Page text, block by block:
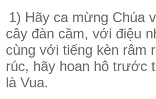
1) Hãy ca mừng Chúa
cây đàn cầm, với điệu
cùng với tiếng kèn râm
rúc, hãy hoan hô trước
là Vua.